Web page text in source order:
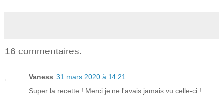
16 commentaires:
Vaness 31 mars 2020 à 14:21
Super la recette ! Merci je ne l'avais jamais vu celle-ci !